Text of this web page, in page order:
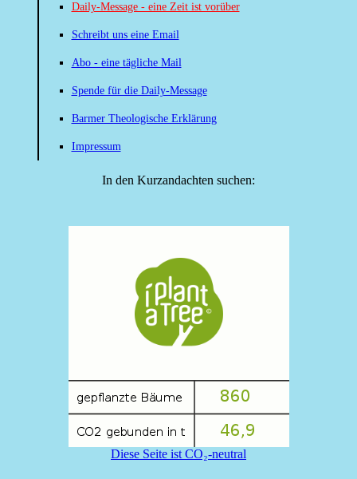
Daily-Message - eine Zeit ist vorüber
Schreibt uns eine Email
Abo - eine tägliche Mail
Spende für die Daily-Message
Barmer Theologische Erklärung
Impressum
In den Kurzandachten suchen:
Diese Seite ist CO₂-neutral